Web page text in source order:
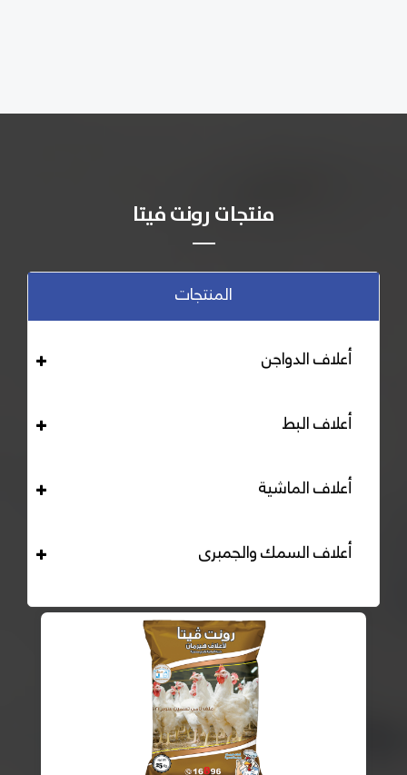
منتجات رونت فيتا
المنتجات
أعلاف الدواجن
أعلاف البط
أعلاف الماشية
أعلاف السمك والجمبرى